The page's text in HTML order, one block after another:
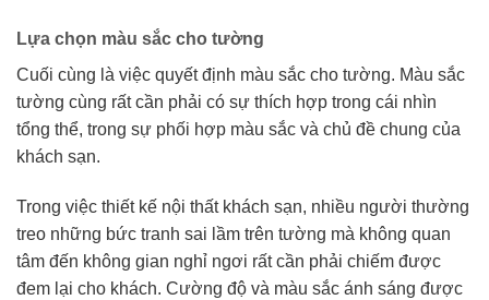
Lựa chọn màu sắc cho tường
Cuối cùng là việc quyết định màu sắc cho tường. Màu sắc
tường cùng rất cần phải có sự thích hợp trong cái nhìn
tổng thể, trong sự phối hợp màu sắc và chủ đề chung của
khách sạn.
Trong việc thiết kế nội thất khách sạn, nhiều người thường
treo những bức tranh sai lầm trên tường mà không quan
tâm đến không gian nghỉ ngơi rất cần phải chiếm được
đem lại cho khách. Cường độ và màu sắc ánh sáng được